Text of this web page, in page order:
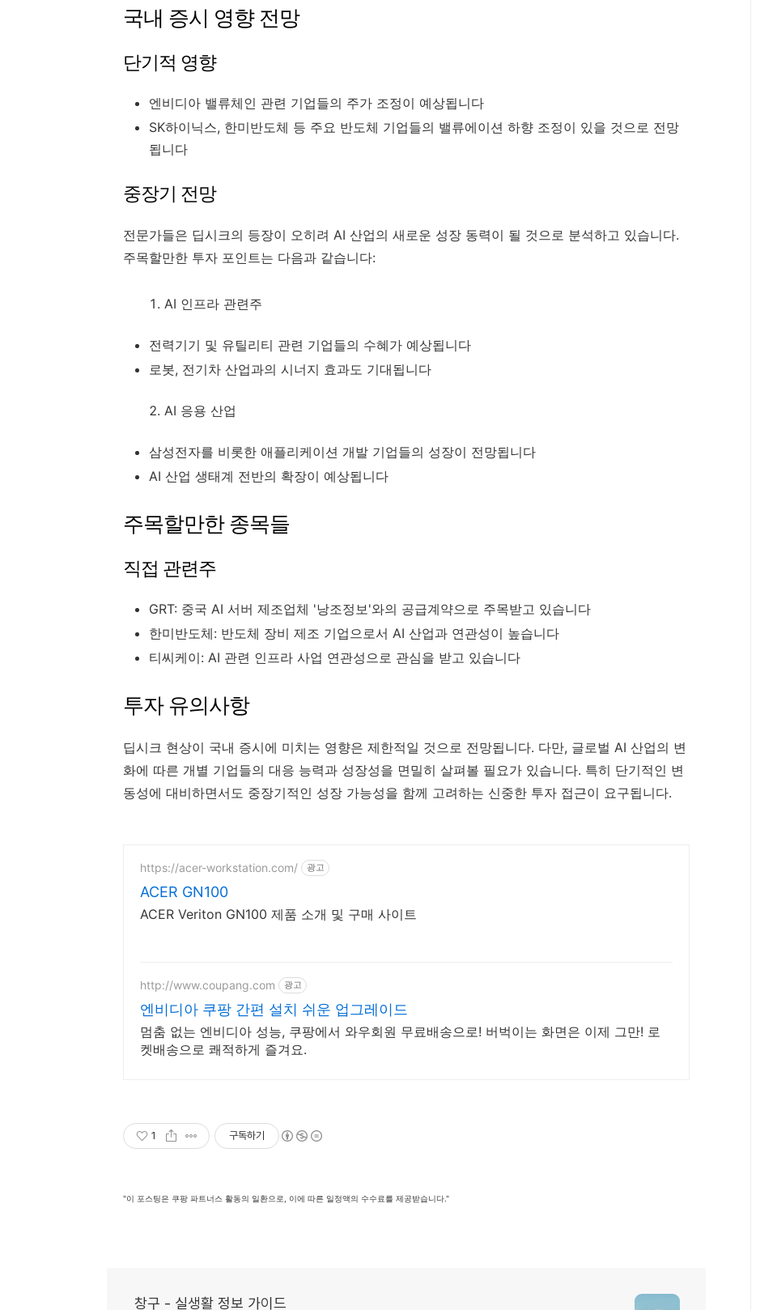
국내 증시 영향 전망
단기적 영향
엔비디아 밸류체인 관련 기업들의 주가 조정이 예상됩니다
SK하이닉스, 한미반도체 등 주요 반도체 기업들의 밸류에이션 하향 조정이 있을 것으로 전망
됩니다
중장기 전망
전문가들은 딥시크의 등장이 오히려 AI 산업의 새로운 성장 동력이 될 것으로 분석하고 있습니다.
주목할만한 투자 포인트는 다음과 같습니다:
AI 인프라 관련주
전력기기 및 유틸리티 관련 기업들의 수혜가 예상됩니다
로봇, 전기차 산업과의 시너지 효과도 기대됩니다
AI 응용 산업
삼성전자를 비롯한 애플리케이션 개발 기업들의 성장이 전망됩니다
AI 산업 생태계 전반의 확장이 예상됩니다
주목할만한 종목들
직접 관련주
GRT: 중국 AI 서버 제조업체 '낭조정보'와의 공급계약으로 주목받고 있습니다
한미반도체: 반도체 장비 제조 기업으로서 AI 산업과 연관성이 높습니다
티씨케이: AI 관련 인프라 사업 연관성으로 관심을 받고 있습니다
투자 유의사항
딥시크 현상이 국내 증시에 미치는 영향은 제한적일 것으로 전망됩니다. 다만, 글로벌 AI 산업의 변
화에 따른 개별 기업들의 대응 능력과 성장성을 면밀히 살펴볼 필요가 있습니다. 특히 단기적인 변
동성에 대비하면서도 중장기적인 성장 가능성을 함께 고려하는 신중한 투자 접근이 요구됩니다.
https://acer-workstation.com/ 광고
ACER GN100
ACER Veriton GN100 제품 소개 및 구매 사이트
http://www.coupang.com 광고
엔비디아 쿠팡 간편 설치 쉬운 업그레이드
멈춤 없는 엔비디아 성능, 쿠팡에서 와우회원 무료배송으로! 버벅이는 화면은 이제 그만! 로
켓배송으로 쾌적하게 즐겨요.
1 구독하기
"이 포스팅은 쿠팡 파트너스 활동의 일환으로, 이에 따른 일정액의 수수료를 제공받습니다."
창구 - 실생활 정보 가이드